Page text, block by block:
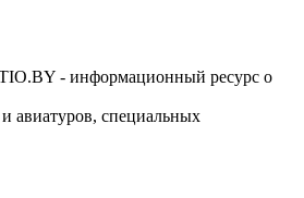
- информационный ресурс о
авиатуров, специальных